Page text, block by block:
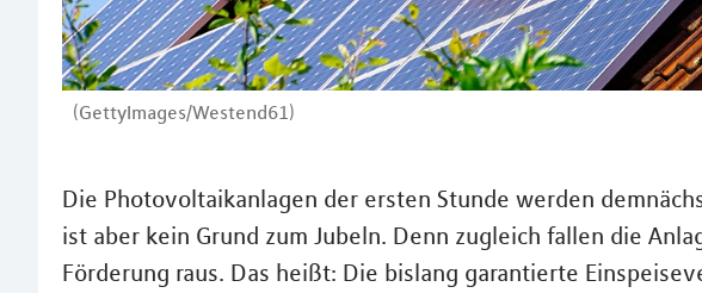
(GettyImages/Westend61)
Die Photovoltaikanlagen der ersten Stunde werden
ist aber kein Grund zum Jubeln. Denn zugleich fallen die
Förderung raus. Das heißt: Die bislang garantierte